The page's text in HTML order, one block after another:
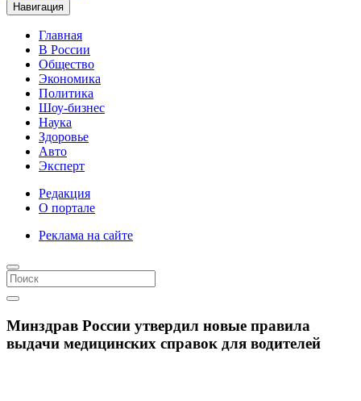
Навигация
Главная
В России
Общество
Экономика
Политика
Шоу-бизнес
Наука
Здоровье
Авто
Эксперт
Редакция
О портале
Реклама на сайте
Минздрав России утвердил новые правила
выдачи медицинских справок для водителей